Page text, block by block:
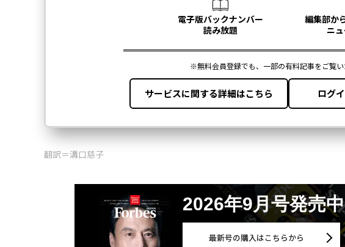
翻訳＝溝口慈子
2026年9月号発売中
最新号の購入はこちらから